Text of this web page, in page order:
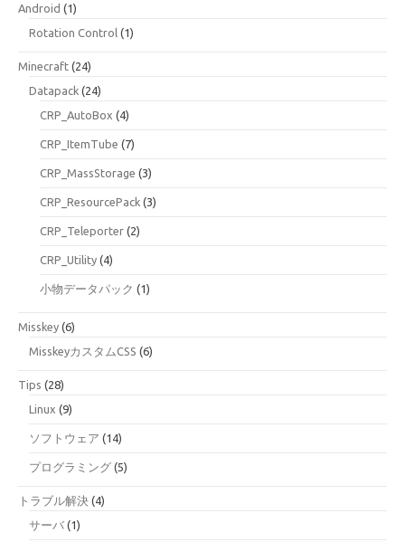
Android (1)
Rotation Control (1)
Minecraft (24)
Datapack (24)
CRP_AutoBox (4)
CRP_ItemTube (7)
CRP_MassStorage (3)
CRP_ResourcePack (3)
CRP_Teleporter (2)
CRP_Utility (4)
小物データパック (1)
Misskey (6)
MisskeyカスタムCSS (6)
Tips (28)
Linux (9)
ソフトウェア (14)
プログラミング (5)
トラブル解決 (4)
サーバ (1)